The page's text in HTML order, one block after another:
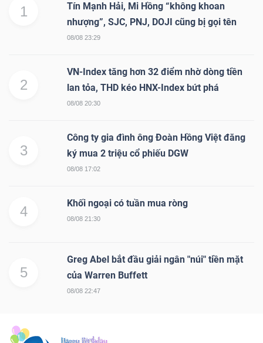
1
Tín Mạnh Hải, Mi Hồng “không khoan
nhượng”, SJC, PNJ, DOJI cũng bị gọi tên
08/08 23:29
2
VN-Index tăng hơn 32 điểm nhờ dòng tiền
lan tỏa, THD kéo HNX-Index bứt phá
08/08 20:30
3
Công ty gia đình ông Đoàn Hồng Việt đăng
ký mua 2 triệu cổ phiếu DGW
08/08 17:02
4
Khối ngoại có tuần mua ròng
08/08 21:30
5
Greg Abel bắt đầu giải ngân "núi" tiền mặt
của Warren Buffett
08/08 22:47